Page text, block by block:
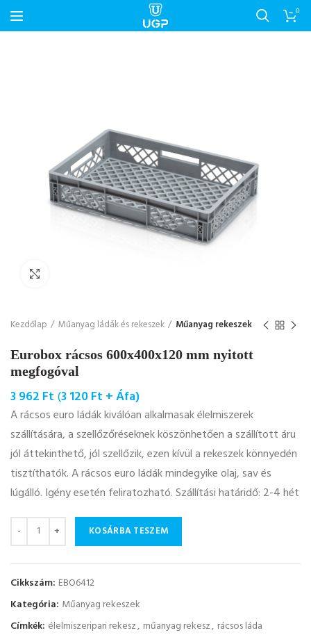
0
Kezdőlap Műanyag ládák és rekeszek Műanyag rekeszek
Eurobox rácsos 600x400x120 mm nyitott
megfogóval
3 962 Ft (3 120Ft + Áfa)
A rácsos euro ládák kiválóan alkalmasak élelmiszerek
szállítására, a szellőzőréseknek köszönhetően a szállított áru
jól áttekinthető, jól szellőzik, ezen kívül a rekeszek könnyedén
tisztíthatók. A rácsos euro ládák mindegyike olaj, sav és
lúgálló. Igény esetén feliratozható. Szállítási határidő: 2-4 hét
Mennyiség KOSÁRBA TESZEM
Cikkszám: EBO6412
Kategória: Műanyag rekeszek
Címkék: élelmiszeripari rekesz, műanyag rekesz, rácsos láda